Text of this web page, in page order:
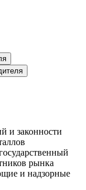
и законности
рынка
и надзорные